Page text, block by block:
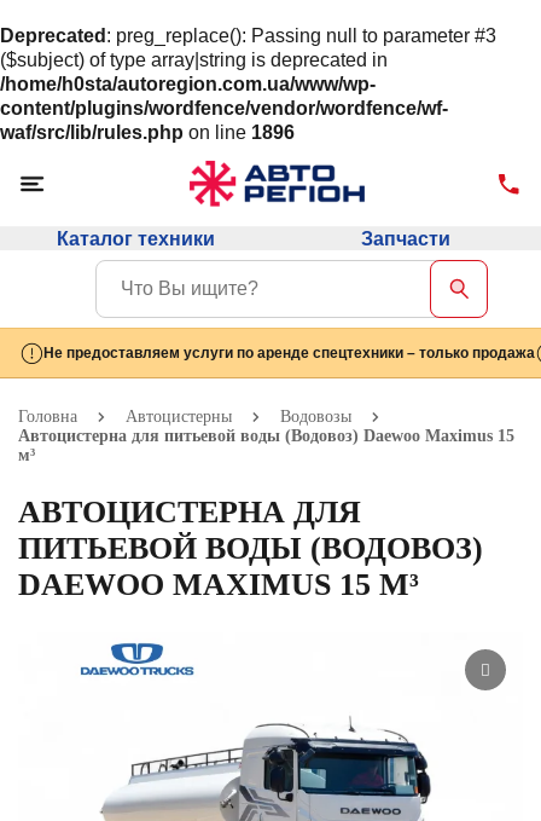
Deprecated : preg_replace(): Passing null to parameter #3
($subject) of type array|string is deprecated in
/home/h0sta/autoregion.com.ua/www/wp-
content/plugins/wordfence/vendor/wordfence/wf-
waf/src/lib/rules.php on line 1896
Каталог техники Запчасти
Не предоставляем услуги по аренде спецтехники – только продажа
Головна Автоцистерны
Водовозы
Автоцистерна для питьевой воды (Водовоз) Daewoo Maximus 15
м³
АВТОЦИСТЕРНА ДЛЯ
ПИТЬЕВОЙ ВОДЫ (ВОДОВОЗ)
DAEWOO MAXIMUS 15 М³